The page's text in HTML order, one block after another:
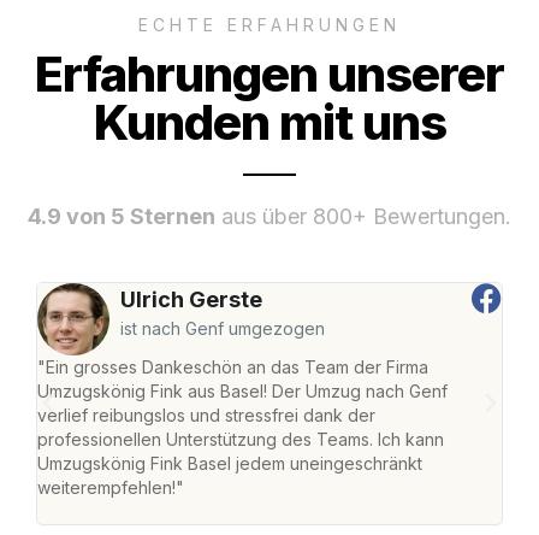
ECHTE ERFAHRUNGEN
Erfahrungen unserer
Kunden mit uns
4.9 von 5 Sternen aus über 800+ Bewertungen.
Ulrich Gerste
ist nach Genf umgezogen
"Ein grosses Dankeschön an das Team der Firma
Umzugskönig Fink aus Basel! Der Umzug nach Genf
verlief reibungslos und stressfrei dank der
professionellen Unterstützung des Teams. Ich kann
Umzugskönig Fink Basel jedem uneingeschränkt
weiterempfehlen!"